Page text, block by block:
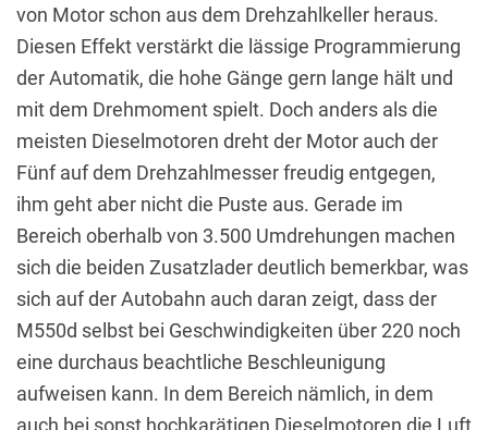
von Motor schon aus dem Drehzahlkeller heraus.
Diesen Effekt verstärkt die lässige Programmierung
der Automatik, die hohe Gänge gern lange hält und
mit dem Drehmoment spielt. Doch anders als die
meisten Dieselmotoren dreht der Motor auch der
Fünf auf dem Drehzahlmesser freudig entgegen,
ihm geht aber nicht die Puste aus. Gerade im
Bereich oberhalb von 3.500 Umdrehungen machen
sich die beiden Zusatzlader deutlich bemerkbar, was
sich auf der Autobahn auch daran zeigt, dass der
M550d selbst bei Geschwindigkeiten über 220 noch
eine durchaus beachtliche Beschleunigung
aufweisen kann. In dem Bereich nämlich, in dem
auch bei sonst hochkarätigen Dieselmotoren die Luft